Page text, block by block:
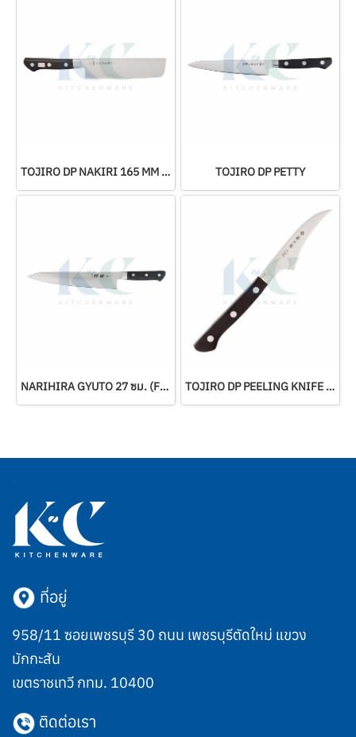
TOJIRO DP NAKIRI 165 MM (F-502) TOJIRO DP PETTY
NARIHIRA GYUTO 27 ซม. (FC-45) TOJIRO DP PEELING KNIFE 70 MM (F-799)
ที่อยู่
958/11 ซอยเพชรบุรี 30 ถนน เพชรบุรีตัดใหม่ แขวง
มักกะสัน
เขตราชเทวี กทม. 10400
ติดต่อเรา